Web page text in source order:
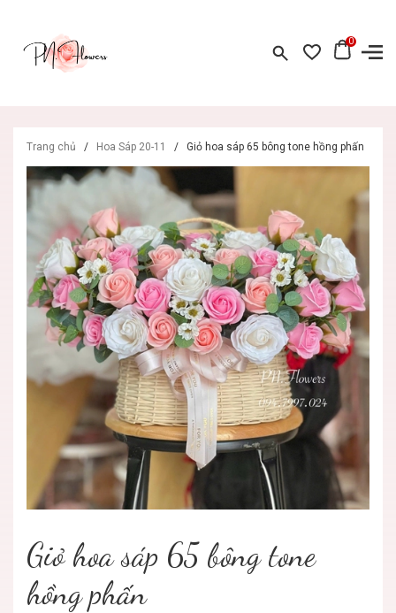
0
Trang chủ / Hoa Sáp 20-11 / Giỏ hoa sáp 65 bông tone hồng phấn
Giỏ hoa sáp 65 bông tone
hồng phấn